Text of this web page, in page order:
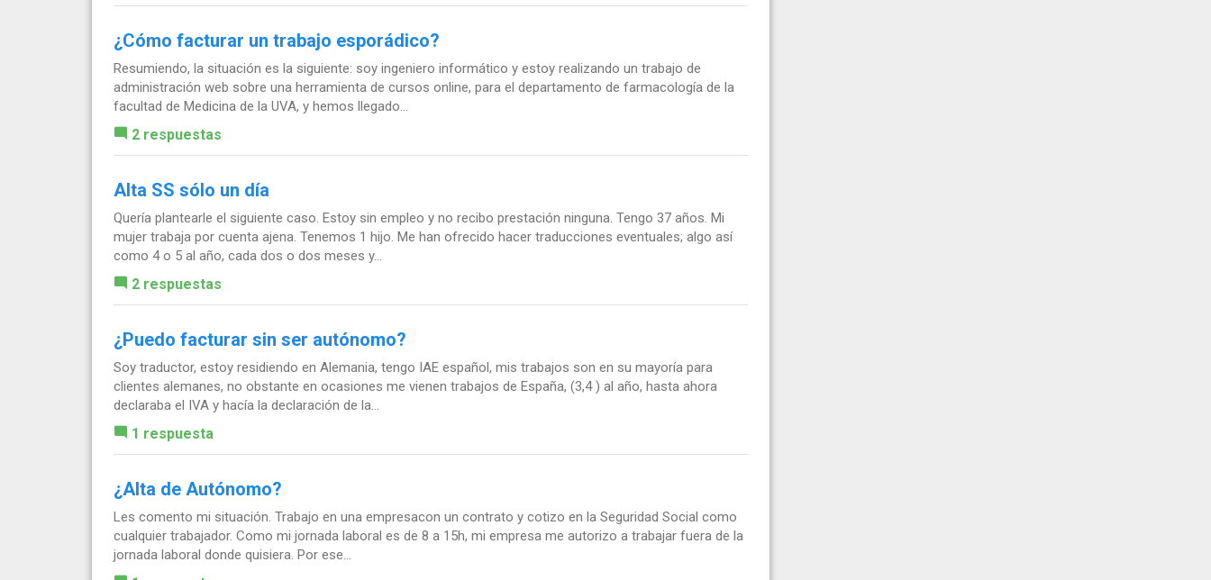
¿Cómo facturar un trabajo esporádico?
Resumiendo, la situación es la siguiente: soy ingeniero informático y estoy realizando un trabajo de
administración web sobre una herramienta de cursos online, para el departamento de farmacología de la
facultad de Medicina de la UVA, y hemos llegado...
2 respuestas
Alta SS sólo un día
Quería plantearle el siguiente caso. Estoy sin empleo y no recibo prestación ninguna. Tengo 37 años. Mi
mujer trabaja por cuenta ajena. Tenemos 1 hijo. Me han ofrecido hacer traducciones eventuales; algo así
como 4 o 5 al año, cada dos o dos meses y...
2 respuestas
¿Puedo facturar sin ser autónomo?
Soy traductor, estoy residiendo en Alemania, tengo IAE español, mis trabajos son en su mayoría para
clientes alemanes, no obstante en ocasiones me vienen trabajos de España, (3,4 ) al año, hasta ahora
declaraba el IVA y hacía la declaración de la...
1 respuesta
¿Alta de Autónomo?
Les comento mi situación. Trabajo en una empresacon un contrato y cotizo en la Seguridad Social como
cualquier trabajador. Como mi jornada laboral es de 8 a 15h, mi empresa me autorizo a trabajar fuera de la
jornada laboral donde quisiera. Por ese...